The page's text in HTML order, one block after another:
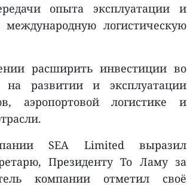
опыта эксплуатации и
логистическую
расширить инвестиции во
на развитии и эксплуатации
аэропортовой логистике и
SEA Limited выразил
Президенту То Ламу за
компании отметил своё